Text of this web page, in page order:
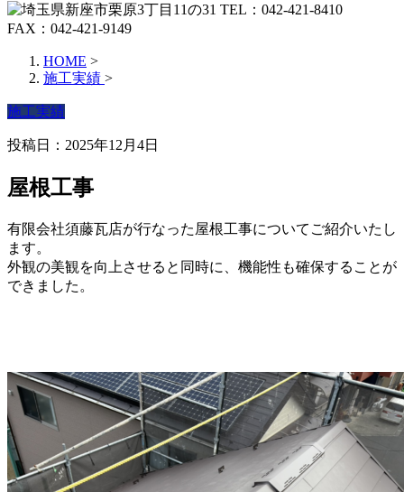
HOME >
施工実績 >
施工実績
投稿日：2025年12月4日
屋根工事
有限会社須藤瓦店が行なった屋根工事についてご紹介いたし
ます。
外観の美観を向上させると同時に、機能性も確保することが
できました。